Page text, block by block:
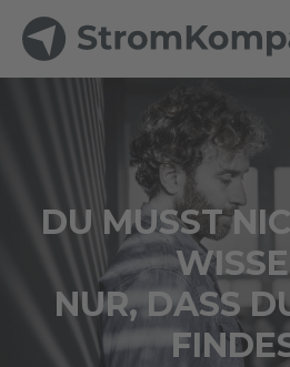
DU MUSST
NUR, DASS